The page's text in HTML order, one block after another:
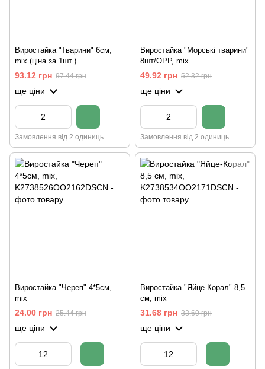
Виростайка "Тварини" 6см,
mix (ціна за 1шт.)
93.12 грн 97.44 грн
ще ціни
Замовлення від 2 одиниць
Виростайка "Морські тварини"
8шт/OPP, mix
49.92 грн 52.32 грн
ще ціни
Замовлення від 2 одиниць
Виростайка "Череп" 4*5см,
mix
24.00 грн 25.44 грн
ще ціни
Виростайка "Яйце-Корал" 8,5
см, mix
31.68 грн 33.60 грн
ще ціни